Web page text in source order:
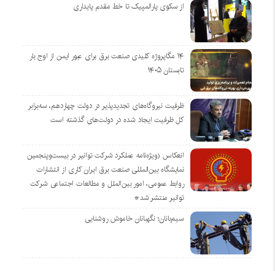
از سکوی پارالمپیک تا خط مقدم پایداری
۱۴ مگاپروژه‌ کلیدی صنعت برق برای عبور ایمن از اوج بار
تابستان ۱۴۰۵
ظرفیت نیروگاه‌های تجدیدپذیر در دولت چهاردهم، سه‌برابر
کل ظرفیت ایجاد شده در دولت‌های گذشته است
انعکاس (ویژه‌نامه عملکرد شرکت توانیر در بیست‌وپنجمین
نمایشگاه بین‌المللی صنعت برق ایران کاری از انتشارات
روابط عمومی، امور بین‌الملل و مطالعات اجتماعی شرکت
توانیر منتشر شد*
سیم‌بانان؛ نگهبانان خاموش روشنایی